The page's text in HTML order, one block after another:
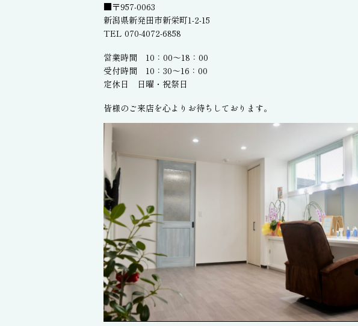
■〒957-0063
新潟県新発田市新栄町1-2-15
TEL 070-4072-6858
営業時間 10：00～18：00
受付時間 10：30～16：00
定休日 日曜・祝祭日
皆様のご来店を心よりお待ちしております。